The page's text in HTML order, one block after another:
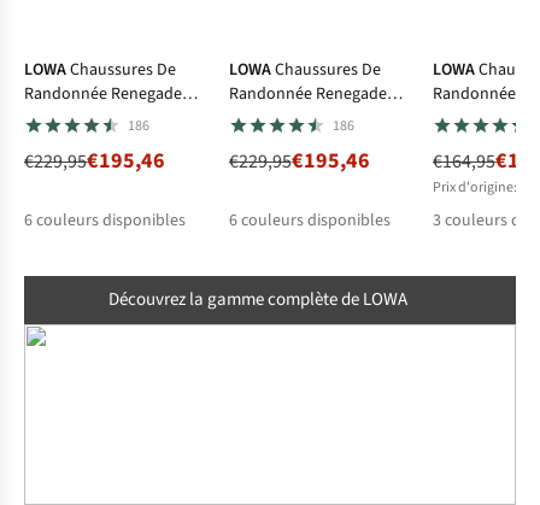
LOWAChaussures De
Randonnée Renegade
Evo GTX Mid
186
€229,95€195,46
6couleurs disponibles
LOWAChaussures De
Randonnée Renegade
Evo GTX Mid
186
€229,95€195,46
6couleurs disponibles
LOWA
Randonnée
Gore-tex
€164,95
Prix d'origine:
3couleurs
Découvrez la gamme complète de LOWA